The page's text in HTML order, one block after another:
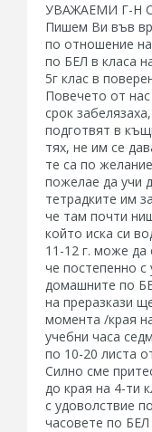
УВАЖАЕМИ Г-Н
Пишем Ви във
по отношение
по БЕЛ в класа
5г клас в
Повечето от
срок
подготвят в
тях, не им се
те са по
пожелае да учи
тетрадките им
че там почти
който иска си
11-12 г. може да
че постепенно
домашните по
на преразкази
момента /края
учебни часа
по 10-20 листа
Силно сме
до края на 4-ти
с удоволствие
часовете по